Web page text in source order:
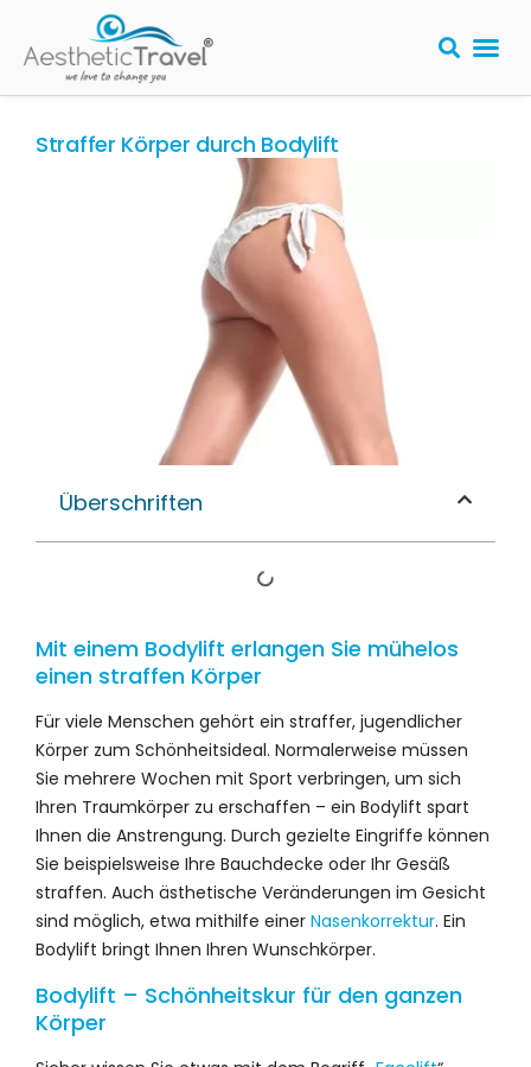
Straffer Körper durch Bodylift
Überschriften
Mit einem Bodylift erlangen Sie mühelos
einen straffen Körper
Für viele Menschen gehört ein straffer, jugendlicher
Körper zum Schönheitsideal. Normalerweise müssen
Sie mehrere Wochen mit Sport verbringen, um sich
Ihren Traumkörper zu erschaffen – ein Bodylift spart
Ihnen die Anstrengung. Durch gezielte Eingriffe können
Sie beispielsweise Ihre Bauchdecke oder Ihr Gesäß
straffen. Auch ästhetische Veränderungen im Gesicht
sind möglich, etwa mithilfe einer Nasenkorrektur. Ein
Bodylift bringt Ihnen Ihren Wunschkörper.
Bodylift – Schönheitskur für den ganzen
Körper